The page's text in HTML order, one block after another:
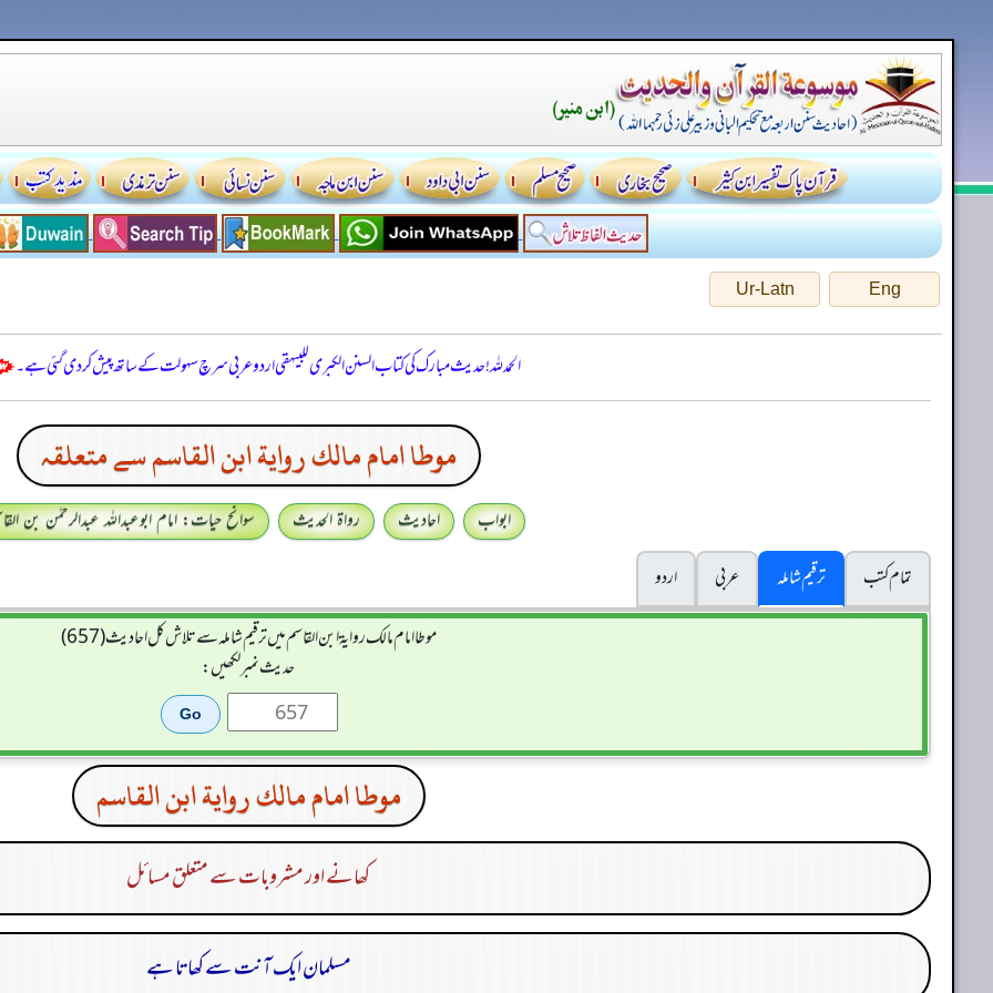
Eng
Ur-Latn
الحمدللہ! حدیث مبارک کی کتاب السنن الكبرى للبيهقي اردو عربی سرچ سہولت کے ساتھ پیش کر دی گئی ہے۔
موطا امام مالك رواية ابن القاسم سے متعلقہ
ابواب احادیث رواۃ الحدیث
سوانح حیات: امام ابوعبداللہ عبدالرحمٰن بن
تمام کتب
ترقیم شاملہ عربی
اردو
موطا امام مالك رواية ابن القاسم میں ترقیم شاملہ سے تلاش کل احادیث (657)
حدیث نمبر لکھیں:
موطا امام مالك رواية ابن القاسم
کھانے اور مشروبات سے متعلق مسائل
مسلمان ایک آنت سے کھاتا ہے